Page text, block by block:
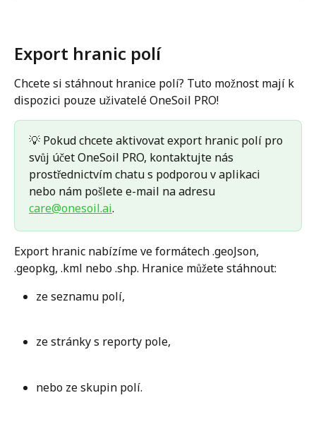
Export hranic polí
Chcete si stáhnout hranice polí? Tuto možnost mají k
dispozici pouze uživatelé OneSoil PRO!
💡 Pokud chcete aktivovat export hranic polí pro
svůj účet OneSoil PRO, kontaktujte nás
prostřednictvím chatu s podporou v aplikaci
nebo nám pošlete e-mail na adresu
care@onesoil.ai.
Export hranic nabízíme ve formátech .geoJson,
.geopkg, .kml nebo .shp. Hranice můžete stáhnout:
ze seznamu polí,
ze stránky s reporty pole,
nebo ze skupin polí.